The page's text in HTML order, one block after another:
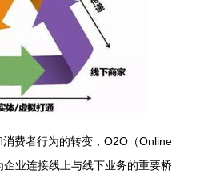
费者行为的转变，O2O（Online
业连接线上与线下业务的重要桥